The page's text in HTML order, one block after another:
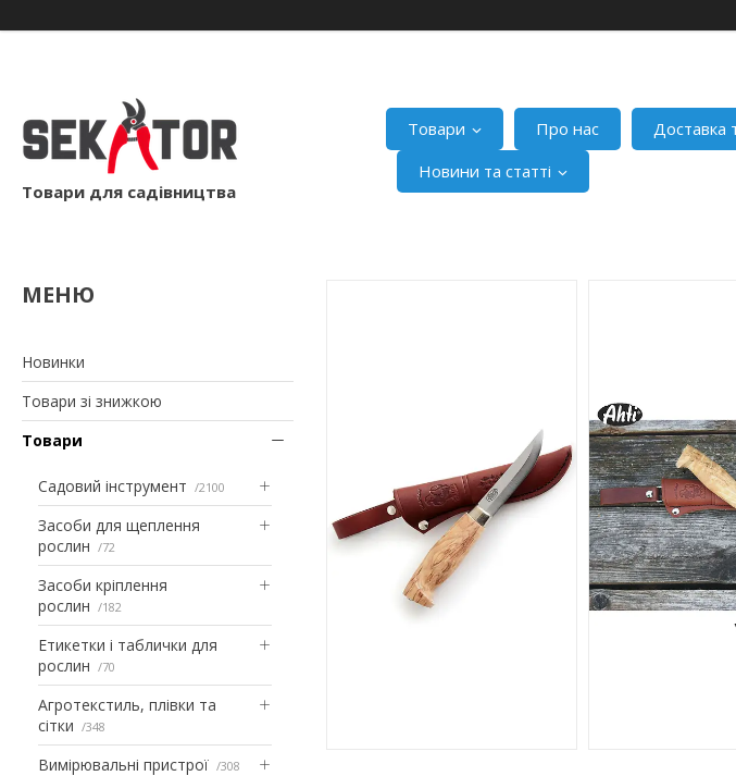
Товари для садівництва
Товари Про нас Доставка
Новини та статті
Новинки
Товари зі знижкою
Товари
Садовий інструмент 2100
Засоби для щеплення
рослин
72
Засоби кріплення
рослин
182
Етикетки і таблички для
рослин
70
Агротекстиль, плівки та
сітки
348
Вимірювальні пристрої 308